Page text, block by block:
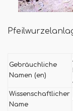
Gebräuchliche
Namen (en)
Wissenschaftlicher
Name